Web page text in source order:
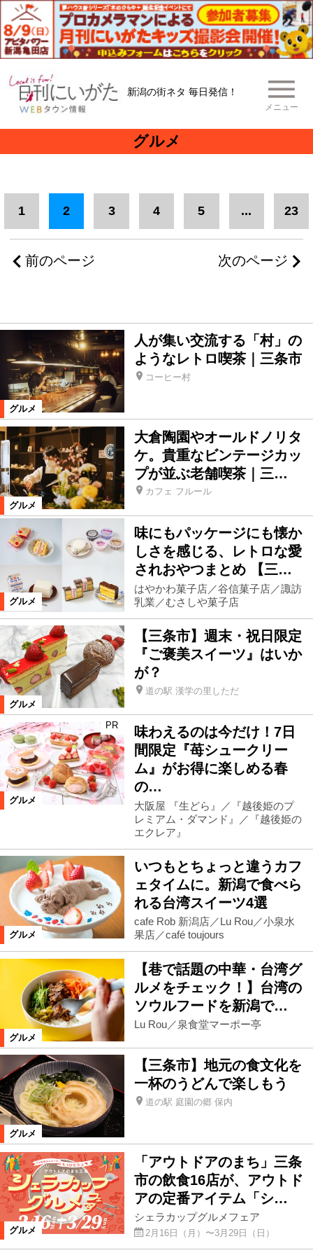
新潟の街ネタ 毎日発信！
メニュー
グルメ
前のページ
1 2 3 4 5 ... 23
次のページ
グルメ
人が集い交流する「村」の
ようなレトロ喫茶｜三条市
コーヒー村
グルメ
大倉陶園やオールドノリタ
ケ。貴重なビンテージカッ
プが並ぶ老舗喫茶｜三…
カフェ フルール
グルメ
味にもパッケージにも懐か
しさを感じる、レトロな愛
されおやつまとめ 【三…
はやかわ菓子店／谷信菓子店／諏訪
乳業／むさしや菓子店
グルメ
【三条市】週末・祝日限定
『ご褒美スイーツ』はいか
が？
道の駅 漢学の里しただ
グルメ
PR
味わえるのは今だけ！7日
間限定『苺シュークリー
ム』がお得に楽しめる春
の…
大阪屋 『生どら』／『越後姫のプ
レミアム・ダマンド』／『越後姫の
エクレア』
グルメ
いつもとちょっと違うカフ
ェタイムに。新潟で食べら
れる台湾スイーツ4選
cafe Rob 新潟店／Lu Rou／小泉水
果店／café toujours
グルメ
【巷で話題の中華・台湾グ
ルメをチェック！】台湾の
ソウルフードを新潟で…
Lu Rou／泉食堂マーポー亭
グルメ
【三条市】地元の食文化を
一杯のうどんで楽しもう
道の駅 庭園の郷 保内
グルメ
「アウトドアのまち」三条
市の飲食16店が、アウトド
アの定番アイテム「シ…
シェラカップグルメフェア
2月16日（月）〜3月29日（日）